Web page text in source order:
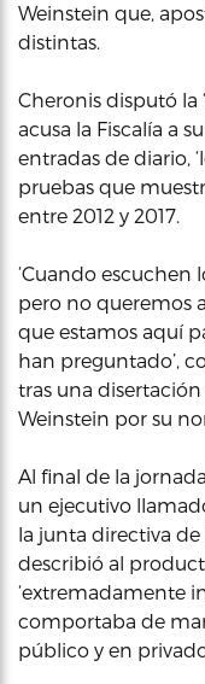
Weinstein que,
distintas.
Cheronis disputó la
acusa la Fiscalía a
entradas de diario,
pruebas que
entre 2012 y 2017.
‘Cuando escuchen
pero no queremos
que estamos aquí
han preguntado’,
tras una
Weinstein por su
Al final de la
un ejecutivo
la junta directiva
describió al
‘extremadamente
comportaba de
público y en